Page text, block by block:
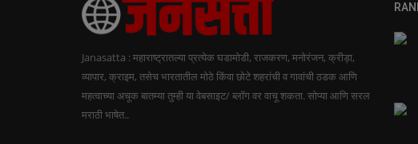
Janasatta : महाराष्ट्रातल्या प्रत्येक घडामोडी, राजकरण, मनोरंजन, क्रीड़ा,
व्यापार, क्राइम, तसेच भारतातील मोठे किंवा छोटे शहरांची व गावांची ठडक आणि
महत्वाच्या अचूक बातम्या तुम्ही या वेबसाइट/ ब्लॉग वर वाचू शकता. सोप्या आणि सरल
मराठी भाषेत..